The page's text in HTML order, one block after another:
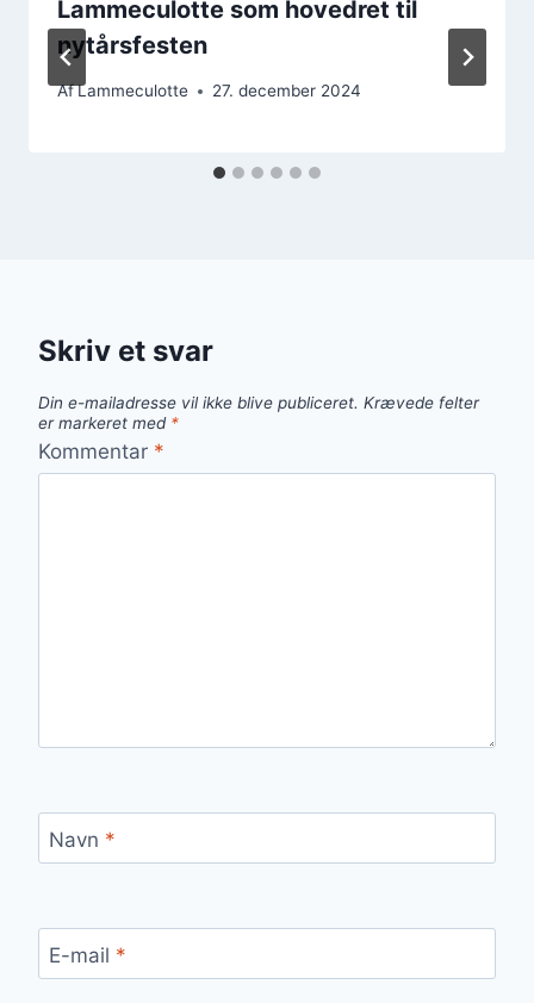
Lammeculotte som hovedret til
nytårsfesten
AfLammeculotte 27. december 2024
Skriv et svar
Din e-mailadresse vil ikke blive publiceret. Krævede felter
er markeret med *
Kommentar *
Navn *
E-mail *